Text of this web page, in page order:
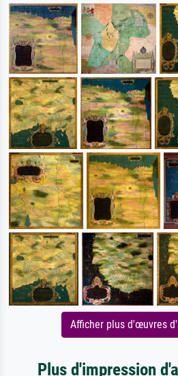
Afficher plus d'œuvres
Plus d'impression